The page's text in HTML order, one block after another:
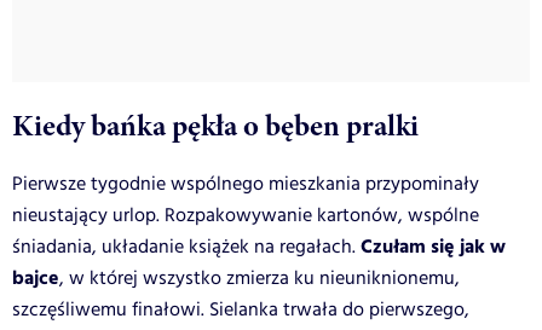
Kiedy bańka pękła o bęben pralki
Pierwsze tygodnie wspólnego mieszkania przypominały
nieustający urlop. Rozpakowywanie kartonów, wspólne
śniadania, układanie książek na regałach.Czułam się jak w
bajce, w której wszystko zmierza ku nieuniknionemu,
szczęśliwemu finałowi. Sielanka trwała do pierwszego,